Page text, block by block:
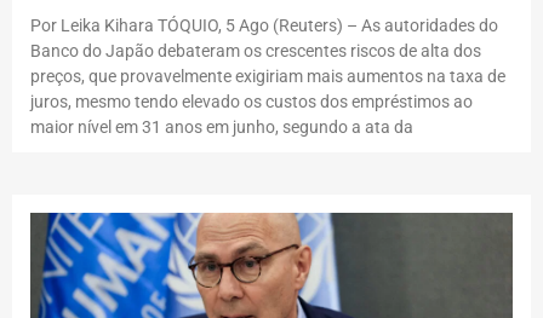
Por Leika Kihara TÓQUIO, 5 Ago (Reuters) – As autoridades do
Banco do Japão debateram os crescentes riscos de alta dos
preços, que provavelmente exigiriam mais aumentos na taxa de
juros, mesmo tendo elevado os custos dos empréstimos ao
maior nível em 31 anos em junho, segundo a ata da